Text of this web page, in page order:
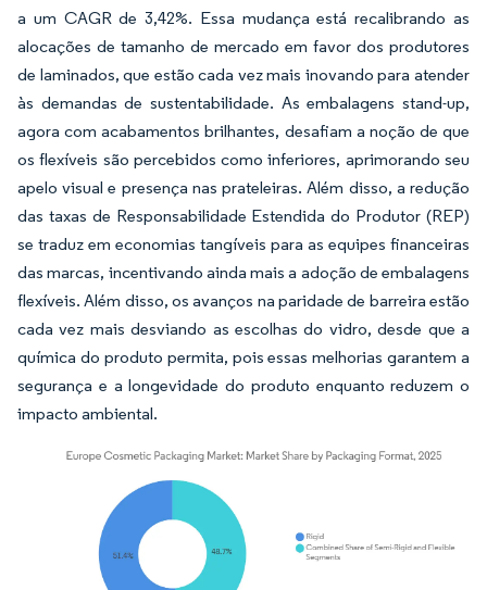
a um CAGR de 3,42%. Essa mudança está recalibrando as
alocações de tamanho de mercado em favor dos produtores
de laminados, que estão cada vez mais inovando para atender
às demandas de sustentabilidade. As embalagens stand-up,
agora com acabamentos brilhantes, desafiam a noção de que
os flexíveis são percebidos como inferiores, aprimorando seu
apelo visual e presença nas prateleiras. Além disso, a redução
das taxas de Responsabilidade Estendida do Produtor (REP)
se traduz em economias tangíveis para as equipes financeiras
das marcas, incentivando ainda mais a adoção de embalagens
flexíveis. Além disso, os avanços na paridade de barreira estão
cada vez mais desviando as escolhas do vidro, desde que a
química do produto permita, pois essas melhorias garantem a
segurança e a longevidade do produto enquanto reduzem o
impacto ambiental.